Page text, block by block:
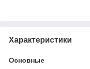
Характеристики
Основные